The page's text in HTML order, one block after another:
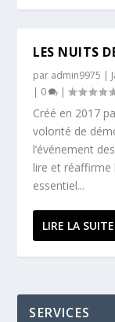
LES NUITS
par admin9975 |
| 0 |
Créé en 2017
volonté de
l’événement
lire et réaffirme
essentiel...
LIRE LA SUITE
SERVICES